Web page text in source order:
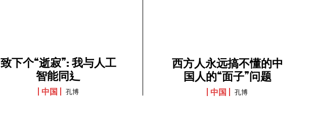
致下个“逝寂”: 我与人工
智能同⻎
中国 孔博
西方人永远搞不懂的中
国人的“面子”问题
中国 孔博